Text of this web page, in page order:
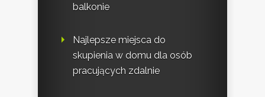
balkonie
Najlepsze miejsca do
skupienia w domu dla osób
pracujących zdalnie